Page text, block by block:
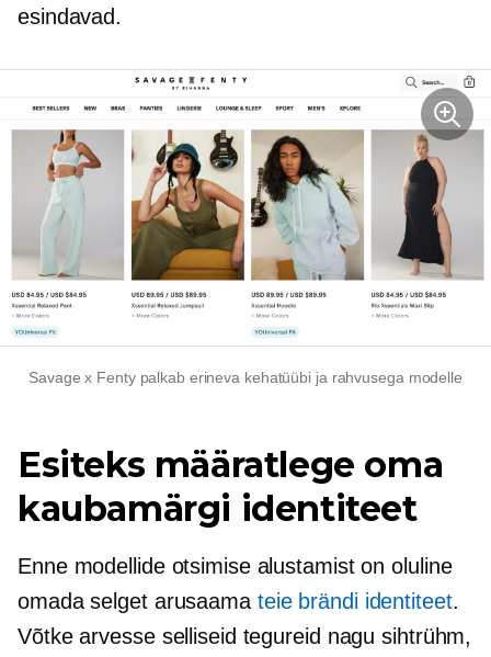
esindavad.
Savage x Fenty palkab erineva kehatüübi ja rahvusega modelle
Esiteks määratlege oma
kaubamärgi identiteet
Enne modellide otsimise alustamist on oluline
omada selget arusaama teie brändi identiteet.
Võtke arvesse selliseid tegureid nagu sihtrühm,